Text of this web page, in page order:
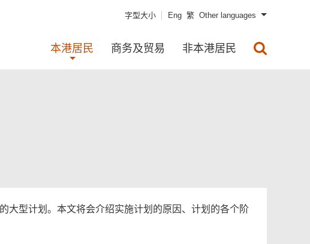
字型大小 Eng 繁 Other languages
本港居民 商务及贸易 非本港居民
大型计划。本文将会介绍实施计划的原因、计划的各个阶